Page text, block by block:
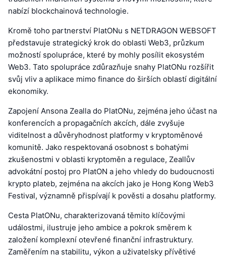
nabízí blockchainová technologie.
Kromě toho partnerství PlatONu s NETDRAGON WEBSOFT
představuje strategický krok do oblasti Web3, průzkum
možností spolupráce, které by mohly posílit ekosystém
Web3. Tato spolupráce zdůrazňuje snahy PlatONu rozšířit
svůj vliv a aplikace mimo finance do širších oblastí digitální
ekonomiky.
Zapojení Ansona Zealla do PlatONu, zejména jeho účast na
konferencích a propagačních akcích, dále zvyšuje
viditelnost a důvěryhodnost platformy v kryptoměnové
komunitě. Jako respektovaná osobnost s bohatými
zkušenostmi v oblasti kryptoměn a regulace, Zeallův
advokátní postoj pro PlatON a jeho vhledy do budoucnosti
krypto plateb, zejména na akcích jako je Hong Kong Web3
Festival, významně přispívají k pověsti a dosahu platformy.
Cesta PlatONu, charakterizovaná těmito klíčovými
událostmi, ilustruje jeho ambice a pokrok směrem k
založení komplexní otevřené finanční infrastruktury.
Zaměřením na stabilitu, výkon a uživatelsky přívětivé